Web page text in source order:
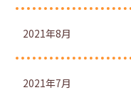
2021年8月
2021年7月